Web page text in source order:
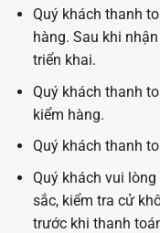
Quý khách thanh
hàng. Sau khi
triển khai.
Quý khách thanh
kiểm hàng.
Quý khách thanh
Quý khách vui
sắc, kiểm tra cử
trước khi thanh